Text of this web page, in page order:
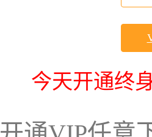
今天开通终